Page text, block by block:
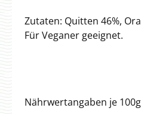
Zutaten: Quitten 46%,
Für Veganer geeignet.
Nährwertangaben je